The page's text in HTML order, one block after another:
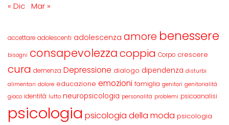
« Dic Mar »
accettare adolescenti adolescenza amore benessere
bisogni consapevolezzacoppia Corpo crescere
cura demenza Depressione dialogo dipendenza disturbi
alimentari dolore educazione emozioni famiglia genitori genitorialità
gioco identità lutto neuropsicologia personalità problemi psicoanalisi
psicologia psicologia della moda psicologia